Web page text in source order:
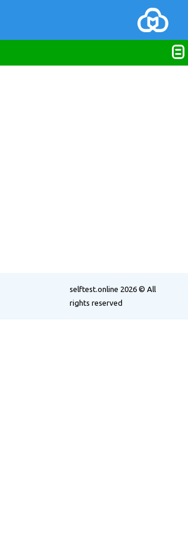
selftest.online 2026 © All
rights reserved